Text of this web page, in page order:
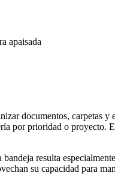
apaisada
documentos, carpetas
por prioridad o proyecto.
resulta
su capacidad para